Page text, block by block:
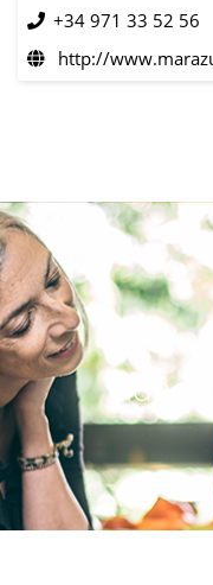
+34 971 33 52 56
http://
Vidéo